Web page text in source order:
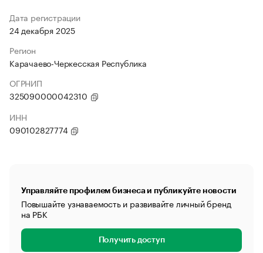
Дата регистрации
24 декабря 2025
Регион
Карачаево-Черкесская Республика
ОГРНИП
325090000042310
ИНН
090102827774
Управляйте профилем бизнеса и публикуйте новости
Повышайте узнаваемость и развивайте личный бренд
на РБК
Получить доступ